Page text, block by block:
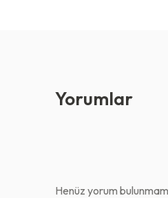
Yorumlar
Henüz yorum